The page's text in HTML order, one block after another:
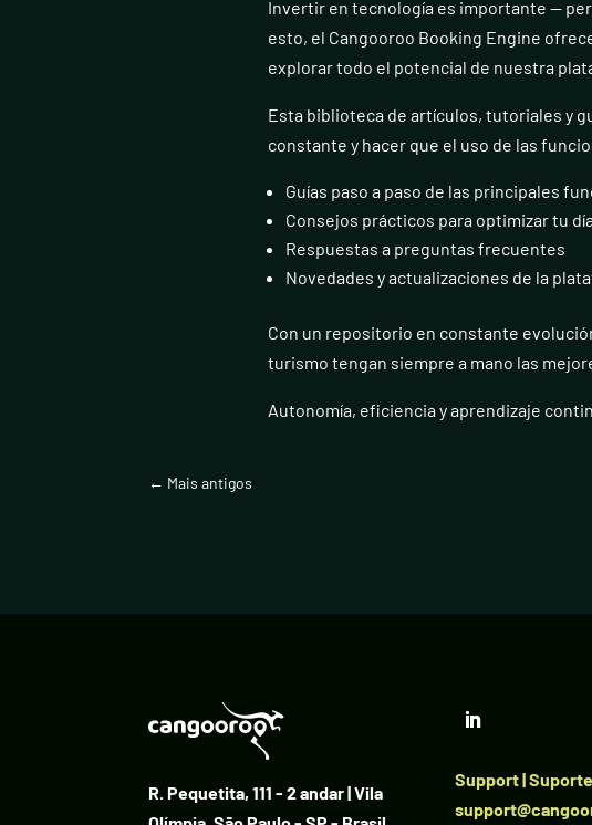
Invertir en tecnología es importante —
esto, el Cangooroo Booking Engine
explorar todo el potencial de nuestra
Esta biblioteca de artículos, tutoriales y
constante y hacer que el uso de las
Guías paso a paso de las principales
Consejos prácticos para optimizar tu
Respuestas a preguntas frecuentes
Novedades y actualizaciones de la
Con un repositorio en constante
turismo tengan siempre a mano las
Autonomía, eficiencia y aprendizaje
← Mais antigos
R. Pequetita, 111 - 2 andar | Vila
Support |